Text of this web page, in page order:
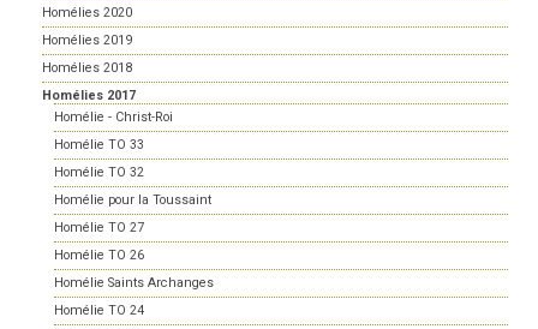
Homélies 2020
Homélies 2019
Homélies 2018
Homélies 2017
Homélie - Christ-Roi
Homélie TO 33
Homélie TO 32
Homélie pour la Toussaint
Homélie TO 27
Homélie TO 26
Homélie Saints Archanges
Homélie TO 24